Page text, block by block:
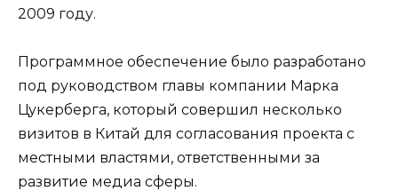
2009 году.
Программное обеспечение было разработано
под руководством главы компании Марка
Цукерберга, который совершил несколько
визитов в Китай для согласования проекта с
местными властями, ответственными за
развитие медиа сферы.